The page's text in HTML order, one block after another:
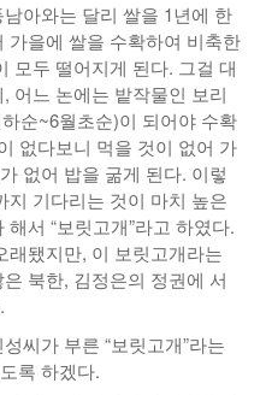
아와는 달리 쌀을 1년에 한
가을에 쌀을 수확하여 비축한
모두 떨어지게 된다. 그걸 대
어느 논에는 밭작물인 보리
순~6월초순)이 되어야 수확
없다보니 먹을 것이 없어 가
없어 밥을 굶게 된다. 이렇
지 기다리는 것이 마치 높은
서 “보릿고개”라고 하였다.
래됐지만, 이 보릿고개라는
북한, 김정은의 정권에 서
씨가 부른 “보릿고개”라는
록 하겠다.